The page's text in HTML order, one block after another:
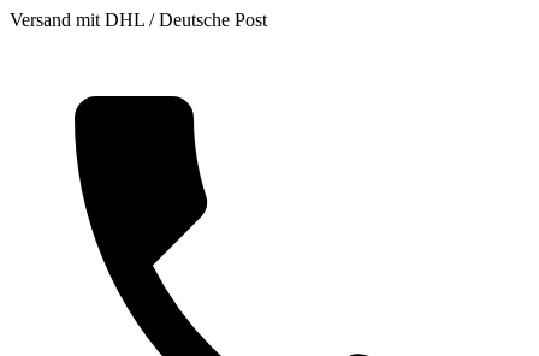
Versand mit DHL / Deutsche Post